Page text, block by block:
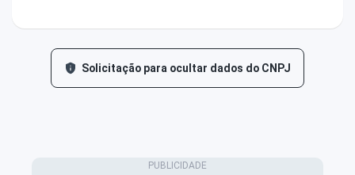
Solicitação para ocultar dados do CNPJ